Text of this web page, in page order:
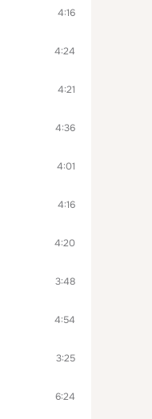
4:16
4:24
4:21
4:36
4:01
4:16
4:20
3:48
4:54
3:25
6:24